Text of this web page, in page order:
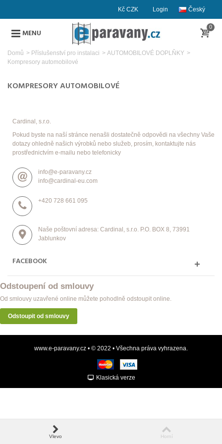
Český
Login
Kč CZK
MENU
0
Domů > Příslušenství pro instalaci > AUTOMOBILOVÉ DOPLŇKY >
Kompresory automobilové
KOMPRESORY AUTOMOBILOVÉ
Cardinal, s.r.o.
Pokud byste na naší stránce nenašli dostatečně odpovědi na všechny Vaše
dotazy ohledně našich výrobků nebo služeb, prosím, kontaktujte nás
prostřednictvím e-mailu nebo telefonicky
info@e-paravany.cz
info@cardinal-eu.com
+420 728 661 095
Naše poštovní adresa: Cardinal, s.r.o. P.O. BOX 8, 73991
Jablunkov
FACEBOOK
Odstoupení od smlouvy
Od smlouvy uzavřené online můžete pohodlně odstoupit online.
Odstoupit od smlouvy
www.e-paravany.cz • © 2022 • Všechna práva vyhrazena.
Klasická verze
Vlevo Horní